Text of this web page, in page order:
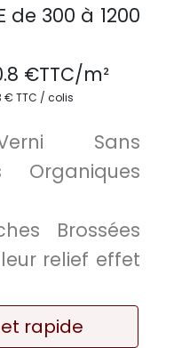
de 300 à 1200
€TTC/m²
€ TTC / colis
Sans
Organiques
Brossées
relief effet
rapide